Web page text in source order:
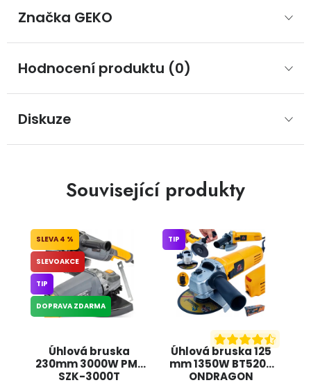
Značka GEKO
Hodnocení produktu (0)
Diskuze
Související produkty
Úhlová bruska
230mm 3000W PM-
SZK-3000T
4 %
SLEVOAKCE
TIP
DOPRAVA ZDARMA
Úhlová bruska 125
mm 1350W BT5205
ONDRAGON
TIP